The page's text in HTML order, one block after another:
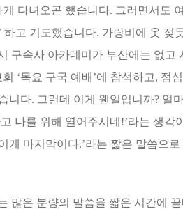
다녀오곤 했습니다. 그러면서도
고 기도했습니다. 가랑비에 옷 젖
구속사 아카데미가 부산에는 없고
‘목요 구국 예배’에 참석하고, 점
니다. 그런데 이게 웬일입니까?
나를 위해 열어주시네!’라는 생각
게 마지막이다.’라는 짧은 말씀으
많은 분량의 말씀을 짧은 시간에